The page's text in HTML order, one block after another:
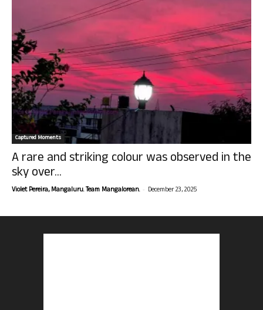
Captured Moments
A rare and striking colour was observed in the
sky over...
Violet Pereira, Mangaluru. Team Mangalorean. - December 23, 2025